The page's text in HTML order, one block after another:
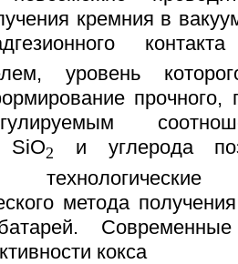
кремния в
уровень
прочного,
SiO2
и углерода
метода
кокса